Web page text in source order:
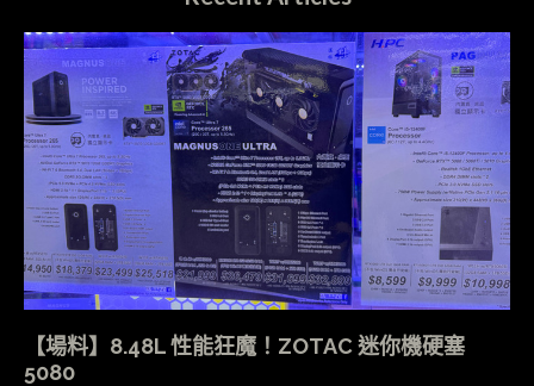
【場料】8.48L 性能狂魔！ZOTAC 迷你機硬塞
5080